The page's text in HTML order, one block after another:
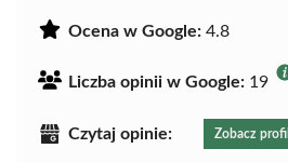
Ocena w Google: 4.8
Liczba opinii w Google: 19
Czytaj opinie: Zobacz profil